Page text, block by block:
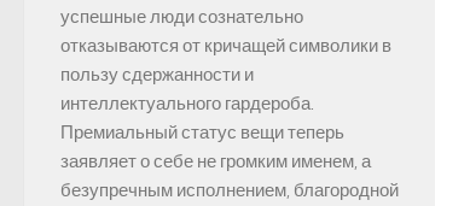
успешные люди сознательно
отказываются от кричащей символики в
пользу сдержанности и
интеллектуального гардероба.
Премиальный статус вещи теперь
заявляет о себе не громким именем, а
безупречным исполнением, благородной